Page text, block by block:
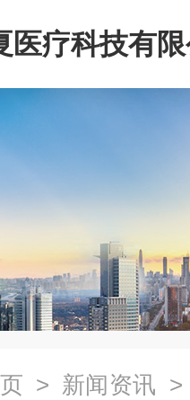
医疗科技有
> 新闻资讯 >